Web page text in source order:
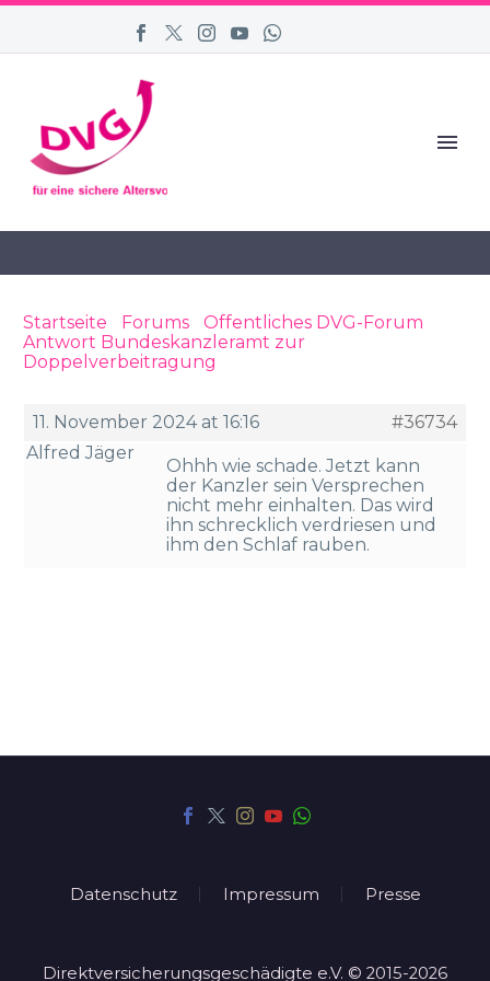
Startseite Forums Öffentliches DVG-Forum
Antwort Bundeskanzleramt zur
Doppelverbeitragung
11. November 2024 at 16:16
#36734
Alfred Jäger
Ohhh wie schade. Jetzt kann
der Kanzler sein Versprechen
nicht mehr einhalten. Das wird
ihn schrecklich verdriesen und
ihm den Schlaf rauben.
Datenschutz Impressum Presse
Direktversicherungsgeschädigte e.V. © 2015-2026